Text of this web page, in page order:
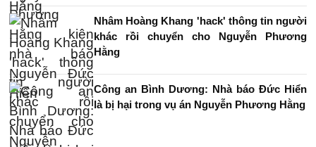
Nhâm Hoàng Khang 'hack' thông tin người
khác rồi chuyển cho Nguyễn Phương
Hằng
Công an Bình Dương: Nhà báo Đức Hiển
là bị hại trong vụ án Nguyễn Phương Hằng